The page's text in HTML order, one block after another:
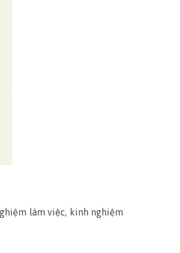
làm việc, kinh nghiệm